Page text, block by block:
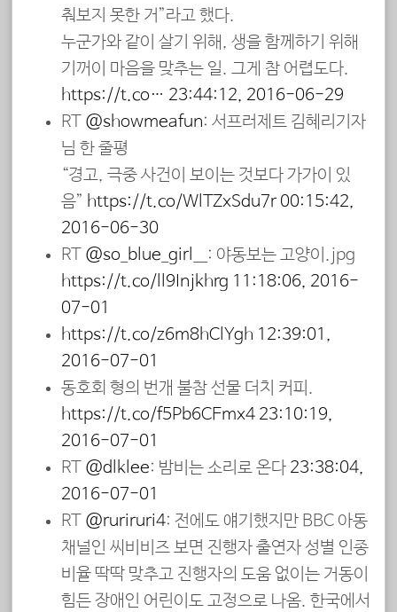
춰보지 못한 거”라고 했다.
누군가와 같이 살기 위해, 생을 함께하기 위해
기꺼이 마음을 맞추는 일. 그게 참 어렵도다.
https://t.co… 23:44:12, 2016-06-29
RT @showmeafun: 서프러제트 김혜리기자
님 한 줄평
“경고, 극중 사건이 보이는 것보다 가가이 있
음” https://t.co/WlTZxSdu7r 00:15:42,
2016-06-30
RT @so_blue_girl__ : 야동보는 고양이.jpg
https://t.co/ll9Injkhrg 11:18:06, 2016-
07-01
https://t.co/z6m8hClYgh 12:39:01,
2016-07-01
동호회 형의 번개 불참 선물 더치 커피.
https://t.co/f5Pb6CEmx4 23:10:19,
2016-07-01
RT @dlklee: 밤비는 소리로 온다 23:38:04,
2016-07-01
RT @ruriruri4: 전에도 얘기했지만 BBC 아동
채널인 씨비비즈 보면 진행자 출연자 성별 인종
비율 딱딱 맞추고 진행자의 도움 없이는 거동이
힘든 장애인 어린이도 고정으로 나옴. 한국에서